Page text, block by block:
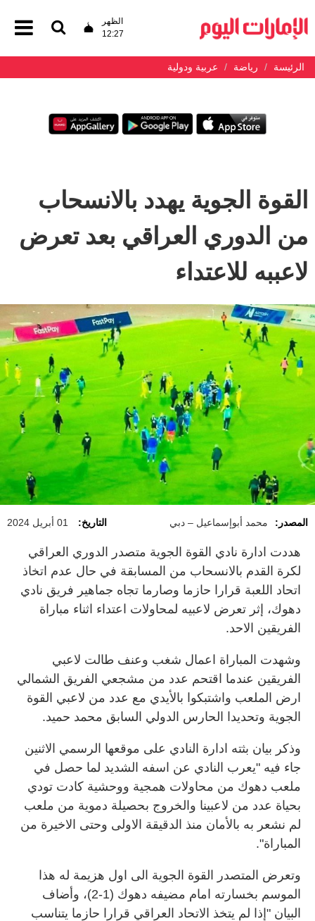
الظهر
12:27
الرئيسة رياضة عربية ودولية
القوة الجوية يهدد بالانسحاب
من الدوري العراقي بعد تعرض
لاعببه للاعتداء
المصدر: محمد أبوإسماعيل – دبي التاريخ: 01 أبريل 2024
هددت ادارة نادي القوة الجوية متصدر الدوري العراقي
لكرة القدم بالانسحاب من المسابقة في حال عدم اتخاذ
اتحاد اللعبة قرارا حازما وصارما تجاه جماهير فريق نادي
دهوك، إثر تعرض لاعبيه لمحاولات اعتداء اثناء مباراة
الفريقين الاحد.
وشهدت المباراة اعمال شغب وعنف طالت لاعبي
الفريقين عندما اقتحم عدد من مشجعي الفريق الشمالي
ارض الملعب واشتبكوا بالأيدي مع عدد من لاعبي القوة
الجوية وتحديدا الحارس الدولي السابق محمد حميد.
وذكر بيان بثته ادارة النادي على موقعها الرسمي الاثنين
جاء فيه "يعرب النادي عن اسفه الشديد لما حصل في
ملعب دهوك من محاولات همجية ووحشية كادت تودي
بحياة عدد من لاعبينا والخروج بحصيلة دموية من ملعب
لم نشعر به بالأمان منذ الدقيقة الاولى وحتى الاخيرة من
المباراة".
وتعرض المتصدر القوة الجوية الى اول هزيمة له هذا
الموسم بخسارته امام مضيفه دهوك (1-2)، وأضاف
البيان "إذا لم يتخذ الاتحاد العراقي قرارا حازما يتناسب